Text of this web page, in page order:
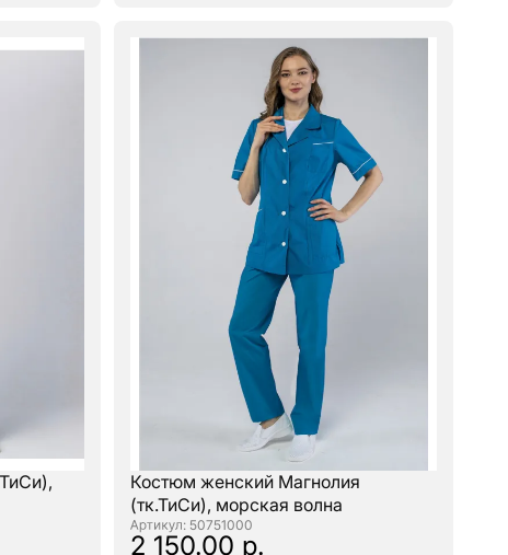
Костюм женский Магнолия
(тк.ТиСи), морская волна
: 50751000
2 150.00 р.